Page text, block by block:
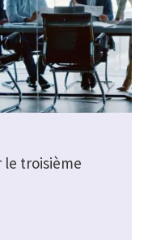
le troisième